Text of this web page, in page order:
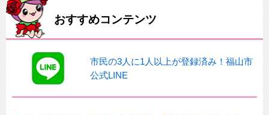
おすすめコンテンツ
市民の3人に1人以上が登録済み！福山市
公式LINE